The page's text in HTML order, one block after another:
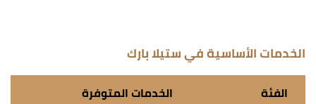
الخدمات الأساسية في ستيلا بارك
الفئة الخدمات المتوفرة